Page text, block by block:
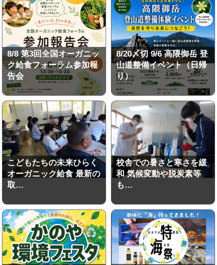
8/8 第3回全国オーガニッ
ク給食フォーラム参加報
告会
8/20〆切 9/6 高隈御岳 登
山道整備イベント（日帰
り）
こどもたちの未来ひらく
オーガニック給食 最新の
取…
校舎での暑さと寒さを緩
和 気候変動や脱炭素等
も…